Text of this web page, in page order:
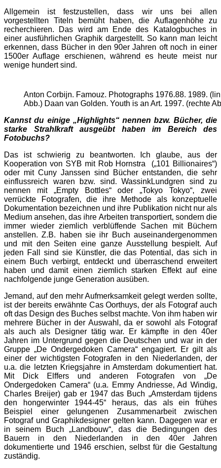
Allgemein ist festzustellen, dass wir uns bei allen
vorgestellten Titeln bemüht haben, die Auflagenhöhe zu
recherchieren. Das wird am Ende des Katalogbuches in
einer ausführlichen Graphik dargestellt. So kann man leicht
erkennen, dass Bücher in den 90er Jahren oft noch in einer
1500er Auflage erschienen, während es heute meist nur
wenige hundert sind.
Anton Corbijn. Famouz. Photographs 1976.88. 1989.
Abb.) Daan van Golden. Youth is an Art. 1997. (rechte
Kannst du einige „Highlights“ nennen bzw. Bücher, die
starke Strahlkraft ausgeübt haben im Bereich des
Fotobuchs?
Das ist schwierig zu beantworten. Ich glaube, aus der
Kooperation von SYB mit Rob Hornstra („101 Billionaires“)
oder mit Cuny Janssen sind Bücher entstanden, die sehr
einflussreich waren bzw. sind. WassinkLundgren sind zu
nennen mit „Empty Bottles“ oder „Tokyo Tokyo“, zwei
verrückte Fotografen, die ihre Methode als konzeptuelle
Dokumentation bezeichnen und ihre Publikation nicht nur als
Medium ansehen, das ihre Arbeiten transportiert, sondern die
immer wieder ziemlich verblüffende Sachen mit Büchern
anstellen. Z.B. haben sie ihr Buch auseinandergenommen
und mit den Seiten eine ganze Ausstellung bespielt. Auf
jeden Fall sind sie Künstler, die das Potential, das sich in
einem Buch verbirgt, entdeckt und überraschend erweitert
haben und damit einen ziemlich starken Effekt auf eine
nachfolgende junge Generation ausüben.
Jemand, auf den mehr Aufmerksamkeit gelegt werden sollte,
ist der bereits erwähnte Cas Oorthuys, der als Fotograf auch
oft das Design des Buches selbst machte. Von ihm haben wir
mehrere Bücher in der Auswahl, da er sowohl als Fotograf
als auch als Designer tätig war. Er kämpfte in den 40er
Jahren im Untergrund gegen die Deutschen und war in der
Gruppe „De Ondergedoken Camera“ engagiert. Er gilt als
einer der wichtigsten Fotografen in den Niederlanden, der
u.a. die letzten Kriegsjahre in Amsterdam dokumentiert hat.
Mit Dick Elffers und anderen Fotografen von „De
Ondergedoken Camera“ (u.a. Emmy Andriesse, Ad Windig,
Charles Breijer) gab er 1947 das Buch „Amsterdam tijdens
den hongerwinter 1944-45“ heraus, das als ein frühes
Beispiel einer gelungenen Zusammenarbeit zwischen
Fotograf und Graphikdesigner gelten kann. Dagegen war er
in seinem Buch „Landbouw“, das die Bedingungen des
Bauern in den Niederlanden in den 40er Jahren
dokumentierte und 1946 erschien, selbst für die Gestaltung
zuständig.